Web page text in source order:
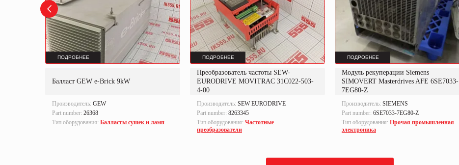
ПОДРОБНЕЕ
Балласт GEW e-Brick 9kW
Производитель: GEW
Part number: 26368
Тип оборудования: Балласты сушек и ламп
ПОДРОБНЕЕ
Преобразователь частоты SEW-
EURODRIVE MOVITRAC 31C022-503-
4-00
Производитель: SEW EURODRIVE
Part number: 8263345
Тип оборудования: Частотные
преобразователи
ПОДРОБНЕЕ
Модуль рекуперации Siemens
SIMOVERT Masterdrives AFE 6SE7033-
7EG80-Z
Производитель: SIEMENS
Part number: 6SE7033-7EG80-Z
Тип оборудования: Прочая промышленная
электроника